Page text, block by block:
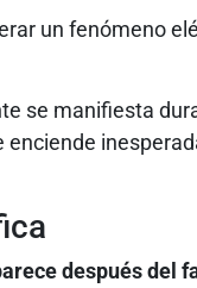
un fenómeno
se manifiesta
después del